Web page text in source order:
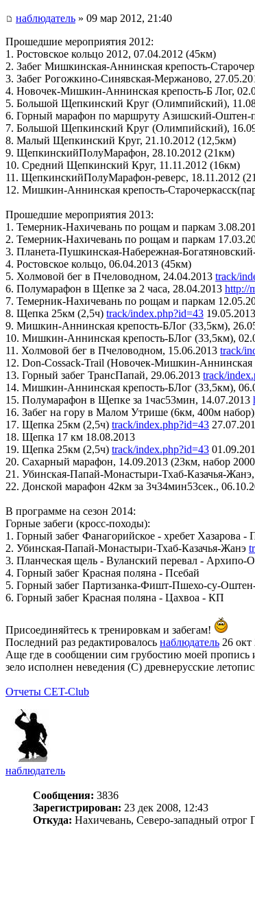
наблюдатель » 09 мар 2012, 21:40
Прошедшие мероприятия 2012:
1. Ростовское кольцо 2012, 07.04.2012 (45км)
2. Забег Мишкинская-Аннинская крепость-
3. Забег Рогожкино-Синявская-Мержаново,
4. Новочек-Мишкин-Аннинская крепость-Б Лог,
5. Большой Щепкинский Круг (Олимпийский),
6. Горный марафон по маршруту Азишский-
7. Большой Щепкинский Круг (Олимпийский),
8. Малый Щепкинский Круг, 21.10.2012 (12,5км)
9. ЩепкинскийПолуМарафон, 28.10.2012 (21км)
10. Средний Щепкинский Круг, 11.11.2012 (16км)
11. ЩепкинскийПолуМарафон-реверс, 18.11.2012
12. Мишкин-Аннинская крепость-
Прошедшие мероприятия 2013:
1. Темерник-Нахичевань по рощам и паркам
2. Темерник-Нахичевань по рощам и паркам
3. Планета-Пушкинская-Набережная-
4. Ростовское кольцо, 06.04.2013 (45км)
5. Холмовой бег в Пчеловодном, 24.04.2013 track/
6. Полумарафон в Щепке за 2 часа, 28.04.2013 http://
7. Темерник-Нахичевань по рощам и паркам
8. Щепка 25км (2,5ч) track/index.php?id=43 19.05.2013
9. Мишкин-Аннинская крепость-БЛог (33,5км),
10. Мишкин-Аннинская крепость-БЛог (33,5км),
11. Холмовой бег в Пчеловодном, 15.06.2013 track/
12. Don-Cossack-Trail (Новочек-Мишкин-Аннинская
13. Горный забег ТрансПапай, 29.06.2013 track/
14. Мишкин-Аннинская крепость-БЛог (33,5км),
15. Полумарафон в Щепке за 1час53мин, 14.07.2013
16. Забег на гору в Малом Утрише (6км, 400м
17. Щепка 25км (2,5ч) track/index.php?id=43
18. Щепка 17 км 18.08.2013
19. Щепка 25км (2,5ч) track/index.php?id=43
20. Сахарный марафон, 14.09.2013 (23км, набор
21. Убинская-Папай-Монастыри-Тхаб-Казачья-
22. Донской марафон 42км за 3ч34мин53сек.,
В программе на сезон 2014:
Горные забеги (кросс-походы):
1. Горный забег Фанагорийское - хребет Хазарова
2. Убинская-Папай-Монастыри-Тхаб-Казачья-Жанэ
3. Планческая щель - Вуланский перевал - Архипо-
4. Горный забег Красная поляна - Псебай
5. Горный забег Партизанка-Фишт-Пшехо-су-
6. Горный забег Красная поляна - Цахвоа - КП
Присоединяйтесь к тренировкам и забегам!
Последний раз редактировалось наблюдатель 26 окт
Аще где в сообщении сим грубостию моей пропись
зело исполнен неведения (С) древнерусские
Отчеты CET-Club
наблюдатель
Сообщения: 3836
Зарегистрирован: 23 дек 2008, 12:43
Откуда: Нахичевань, Северо-западный отрог